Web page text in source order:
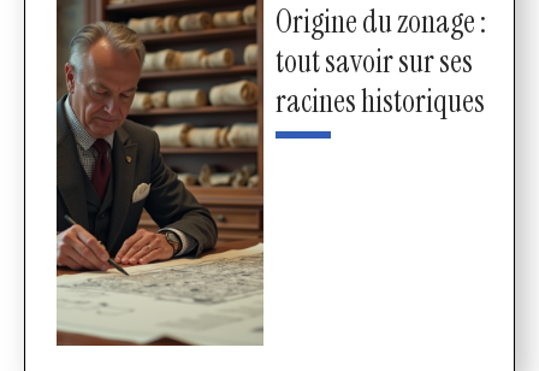
Origine du zonage :
tout savoir sur ses
racines historiques